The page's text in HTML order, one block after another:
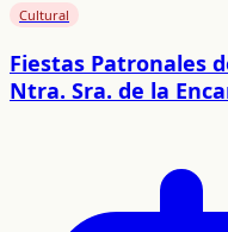
Cultural
Fiestas Patronales
Ntra. Sra. de la